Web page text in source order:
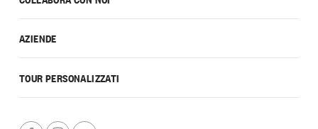
AZIENDE
TOUR PERSONALIZZATI